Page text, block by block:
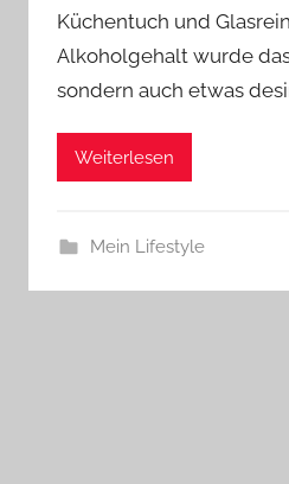
Küchentuch und
Alkoholgehalt wurde
sondern auch etwas
Weiterlesen
Mein Lifestyle